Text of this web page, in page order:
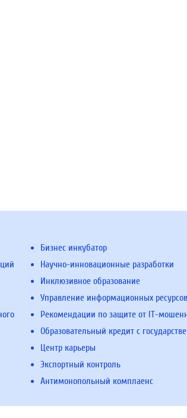
Бизнес инкубатор
Научно-инновационные разработки
Инклюзивное образование
Управление информационных ресурсов
Рекомендации по защите от IT-
Образовательный кредит с
Центр карьеры
Экспортный контроль
Антимонопольный комплаенс